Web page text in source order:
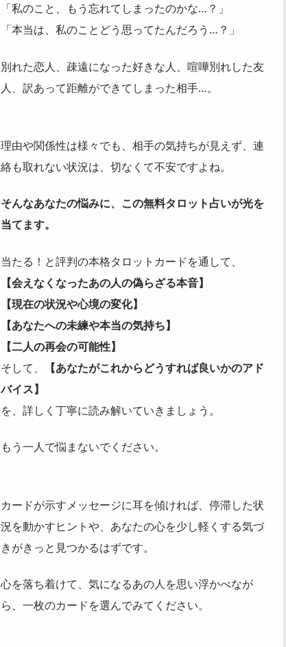
「私のこと、もう忘れてしまったのかな…？」
「本当は、私のことどう思ってたんだろう…？」
別れた恋人、疎遠になった好きな人、喧嘩別れした友
人、訳あって距離ができてしまった相手…。
理由や関係性は様々でも、相手の気持ちが見えず、連
絡も取れない状況は、切なくて不安ですよね。
そんなあなたの悩みに、この無料タロット占いが光を
当てます。
当たる！と評判の本格タロットカードを通して、
【会えなくなったあの人の偽らざる本音】
【現在の状況や心境の変化】
【あなたへの未練や本当の気持ち】
【二人の再会の可能性】
そして、
【あなたがこれからどうすれば良いかのアド
バイス】
を、詳しく丁寧に読み解いていきましょう。
もう一人で悩まないでください。
カードが示すメッセージに耳を傾ければ、停滞した状
況を動かすヒントや、あなたの心を少し軽くする気づ
きがきっと見つかるはずです。
心を落ち着けて、気になるあの人を思い浮かべなが
ら、一枚のカードを選んでみてください。